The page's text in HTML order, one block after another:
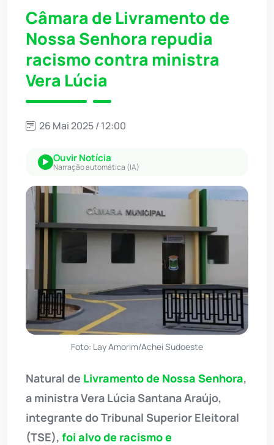
Câmara de Livramento de
Nossa Senhora repudia
racismo contra ministra
Vera Lúcia
26 Mai 2025 / 12:00
Ouvir Notícia
Narração automática (IA)
Foto: Lay Amorim/Achei Sudoeste
Natural de Livramento de Nossa Senhora,
a ministra Vera Lúcia Santana Araújo,
integrante do Tribunal Superior Eleitoral
(TSE), foi alvo de racismo e